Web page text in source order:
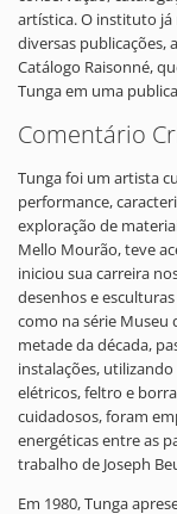
artística. O instituto já
diversas publicações,
Catálogo Raisonné,
Tunga em uma
Comentário
Tunga foi um artista
performance,
exploração de
Mello Mourão, teve
iniciou sua carreira
desenhos e
como na série Museu
metade da década,
instalações,
elétricos, feltro e
cuidadosos, foram
energéticas entre as
trabalho de Joseph
Em 1980, Tunga